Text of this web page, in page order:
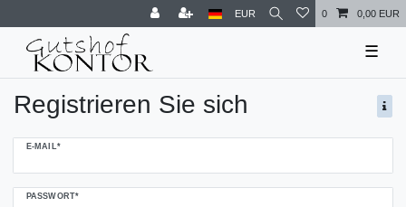
EUR 0 0,00 EUR
☰
Registrieren Sie sich
E-MAIL*
PASSWORT*